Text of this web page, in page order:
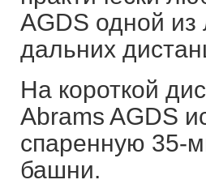
AGDS одной
дальних
На короткой
Abrams AGDS
спаренную 35-
башни.